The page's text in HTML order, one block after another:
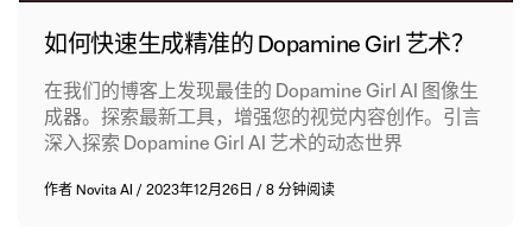
如何快速生成精准的 Dopamine Girl 艺术？
在我们的博客上发现最佳的 Dopamine Girl AI 图像生
成器。探索最新工具，增强您的视觉内容创作。引言
深入探索 Dopamine Girl AI 艺术的动态世界
作者 Novita AI /2023年12月26日/8 分钟阅读